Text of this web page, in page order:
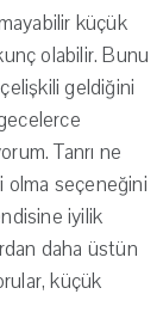
küçük
olabilir. Bunu
geldiğini
Tanrı ne
olma seçeneğini
iyilik
daha üstün
küçük